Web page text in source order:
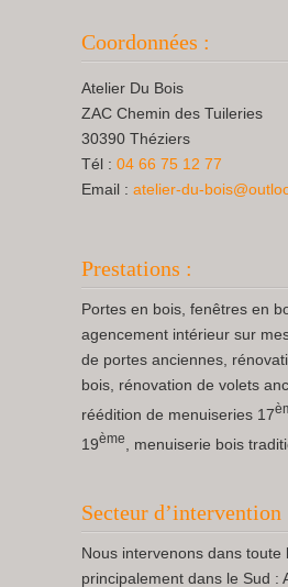
Coordonnées :
Atelier Du Bois
ZAC Chemin des Tuileries
30390 Théziers
Tél : 04 66 75 12 77
Email : atelier-du-
Prestations :
Portes en bois, fenêtres en
agencement intérieur sur
de portes anciennes,
bois, rénovation de volets
réédition de menuiseries 17
19ème , menuiserie bois
Secteur d’intervention
Nous intervenons dans toute
principalement dans le Sud :